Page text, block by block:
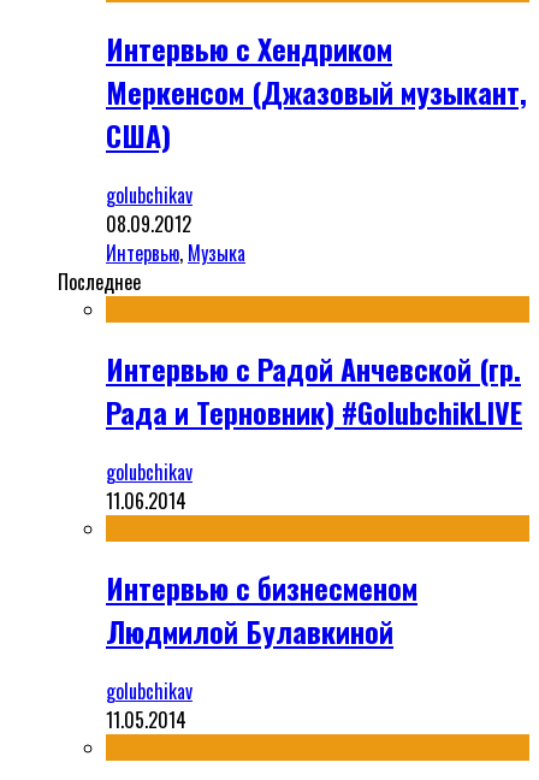
Интервью с Хендриком
Меркенсом (Джазовый музыкант,
США)
golubchikav
08.09.2012
Интервью, Музыка
Последнее
Интервью с Радой Анчевской (гр.
Рада и Терновник) #GolubchikLIVE
golubchikav
11.06.2014
Интервью с бизнесменом
Людмилой Булавкиной
golubchikav
11.05.2014